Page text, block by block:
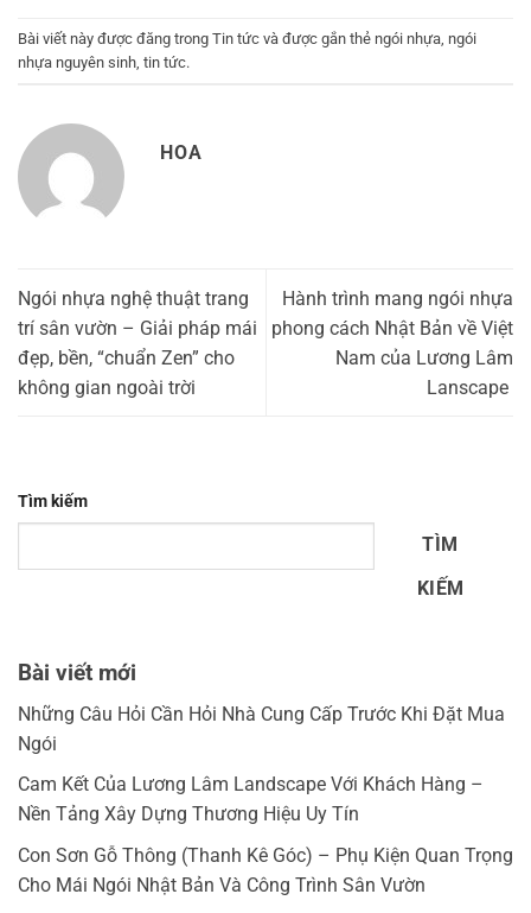
Bài viết này được đăng trong Tin tức và được gắn thẻ ngói nhựa ngói
nhựa nguyên sinh tin tức.
HOA
Ngói nhựa nghệ thuật trang
trí sân vườn – Giải pháp mái
đẹp, bền, “chuẩn Zen” cho
không gian ngoài trời
Hành trình mang ngói nhựa
phong cách Nhật Bản về Việt
Nam của Lương Lâm
Lanscape
Tìm kiếm
TÌM
KIẾM
Bài viết mới
Những Câu Hỏi Cần Hỏi Nhà Cung Cấp Trước Khi Đặt Mua
Ngói
Cam Kết Của Lương Lâm Landscape Với Khách Hàng –
Nền Tảng Xây Dựng Thương Hiệu Uy Tín
Con Sơn Gỗ Thông (Thanh Kê Góc) – Phụ Kiện Quan Trọng
Cho Mái Ngói Nhật Bản Và Công Trình Sân Vườn